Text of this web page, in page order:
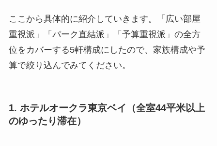
ここから具体的に紹介していきます。「広い部屋
重視派」「パーク直結派」「予算重視派」の全方
位をカバーする5軒構成にしたので、家族構成や予
算で絞り込んでみてください。
1. ホテルオークラ東京ベイ（全室44平米以上
のゆったり滞在）